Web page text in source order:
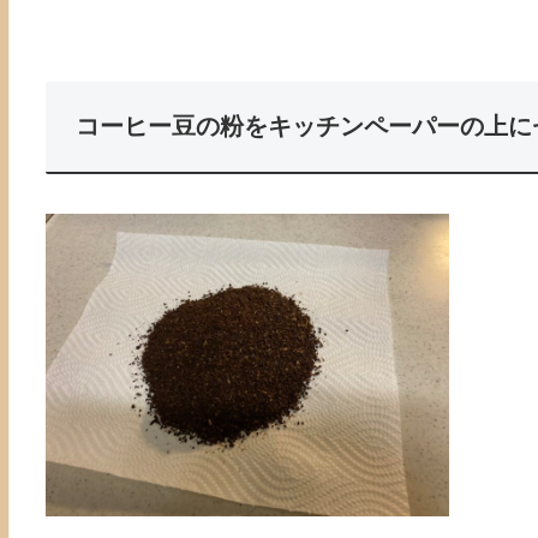
コーヒー豆の粉をキッチンペーパーの上